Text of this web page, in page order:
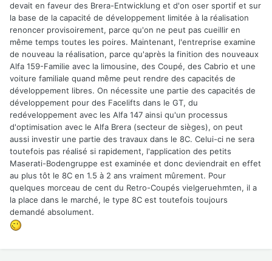
devait en faveur des Brera-Entwicklung et d'on oser sportif et sur
la base de la capacité de développement limitée à la réalisation
renoncer provisoirement, parce qu'on ne peut pas cueillir en
même temps toutes les poires. Maintenant, l'entreprise examine
de nouveau la réalisation, parce qu'après la finition des nouveaux
Alfa 159-Familie avec la limousine, des Coupé, des Cabrio et une
voiture familiale quand même peut rendre des capacités de
développement libres. On nécessite une partie des capacités de
développement pour des Facelifts dans le GT, du
redéveloppement avec les Alfa 147 ainsi qu'un processus
d'optimisation avec le Alfa Brera (secteur de sièges), on peut
aussi investir une partie des travaux dans le 8C. Celui-ci ne sera
toutefois pas réalisé si rapidement, l'application des petits
Maserati-Bodengruppe est examinée et donc deviendrait en effet
au plus tôt le 8C en 1.5 à 2 ans vraiment mûrement. Pour
quelques morceau de cent du Retro-Coupés vielgeruehmten, il a
la place dans le marché, le type 8C est toutefois toujours
demandé absolument.